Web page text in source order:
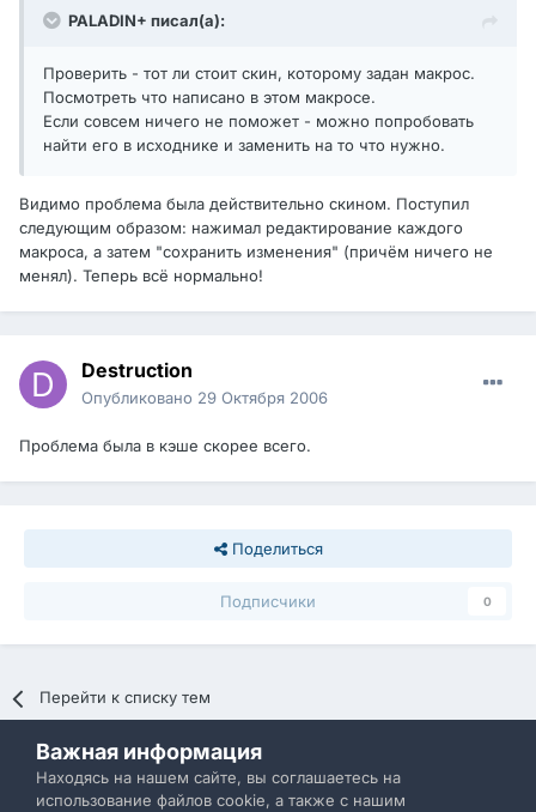
PALADIN+ писал(а):
Проверить - тот ли стоит скин, которому задан макрос.
Посмотреть что написано в этом макросе.
Если совсем ничего не поможет - можно попробовать
найти его в исходнике и заменить на то что нужно.
Видимо проблема была действительно скином. Поступил
следующим образом: нажимал редактирование каждого
макроса, а затем "сохранить изменения" (причём ничего не
менял). Теперь всё нормально!
Destruction
Опубликовано 29 Октября 2006
Проблема была в кэше скорее всего.
Поделиться
Подписчики 0
Перейти к списку тем
Политика конфиденциальности Обратная связь
IBResource
Важная информация
Находясь на нашем сайте, вы соглашаетесь на
использование файлов cookie, а также с нашим